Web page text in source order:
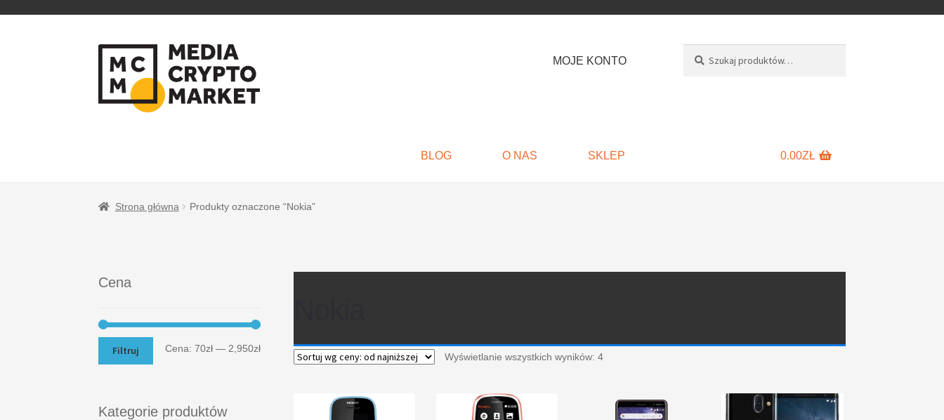
PRZEJDŹ
DO
NAWIGACJI
PRZEJDŹ
DO
TREŚCI
MOJE KONTO
SKLEP
O NAS
BLOG 0.00ZŁ
Strona główna Produkty oznaczone “Nokia”
Wyświetlanie wszystkich wyników: 4
Cena
Filtruj Cena:70zł — 2,950zł
Kategorie produktów